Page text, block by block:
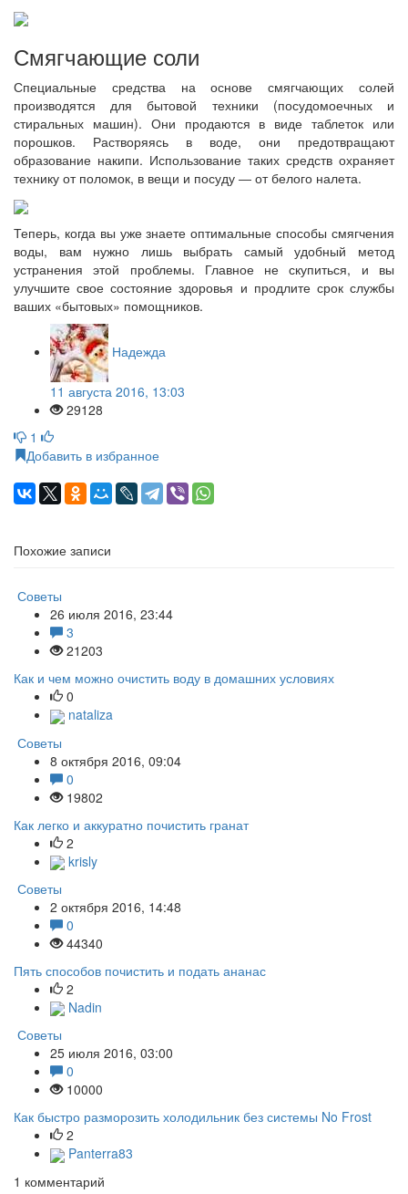
Смягчающие соли
Специальные средства на основе смягчающих солей
производятся для бытовой техники (посудомоечных и
стиральных машин). Они продаются в виде таблеток или
порошков. Растворяясь в воде, они предотвращают
образование накипи. Использование таких средств охраняет
технику от поломок, в вещи и посуду ― от белого налета.
Теперь, когда вы уже знаете оптимальные способы смягчения
воды, вам нужно лишь выбрать самый удобный метод
устранения этой проблемы. Главное не скупиться, и вы
улучшите свое состояние здоровья и продлите срок службы
ваших «бытовых» помощников.
Надежда
11 августа 2016, 13:03
29128
1
Добавить в избранное
Похожие записи
Советы
26 июля 2016, 23:44
3
21203
Как и чем можно очистить воду в домашних условиях
0
nataliza
Советы
8 октября 2016, 09:04
0
19802
Как легко и аккуратно почистить гранат
2
krisly
Советы
2 октября 2016, 14:48
0
44340
Пять способов почистить и подать ананас
2
Nadin
Советы
25 июля 2016, 03:00
0
10000
Как быстро разморозить холодильник без системы No Frost
2
Panterra83
1 комментарий